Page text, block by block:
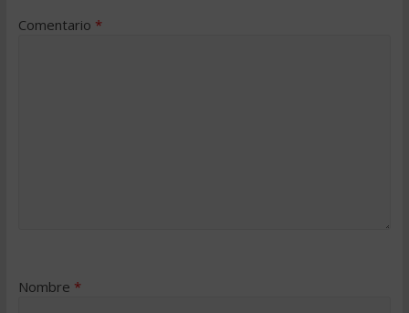
Comentario *
Nombre *